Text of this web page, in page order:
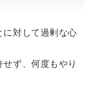
に対して過剰な心
せず、何度もやり